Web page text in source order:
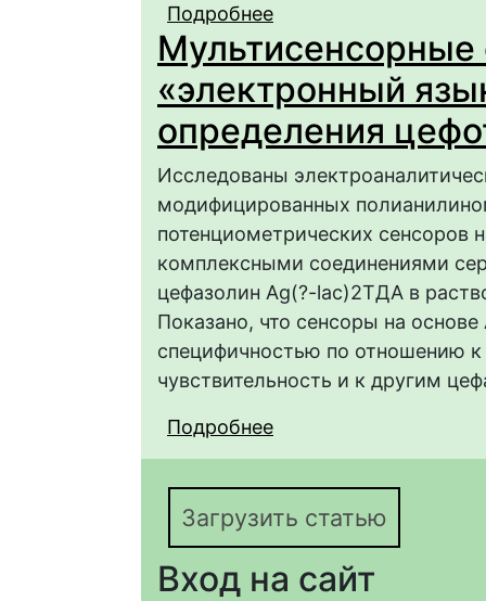
Подробнее
применением
Мультисенсорные
«электронный
определения
Исследованы
модифицированных
потенциометрических сенсоров
комплексными соединениями
цефазолин Ag(?-lac)2ТДА в
Показано, что сенсоры на
специфичностью по отношению
чувствительность и к другим
Подробнее
раздельного
Загрузить статью
Вход на сайт